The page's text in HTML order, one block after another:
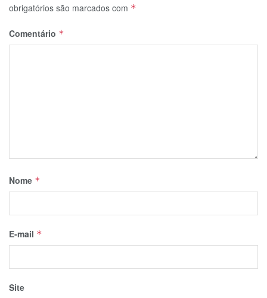
obrigatórios são marcados com *
Comentário *
Nome *
E-mail *
Site